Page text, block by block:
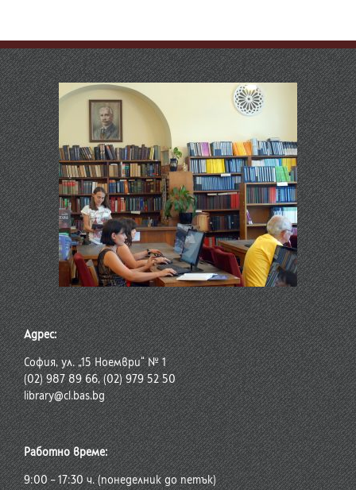
Адрес:
София, ул. „15 Ноември“ № 1
(02) 987 89 66, (02) 979 52 50
library@cl.bas.bg
Работно време:
9:00 – 17:30 ч. (понеделник до петък)